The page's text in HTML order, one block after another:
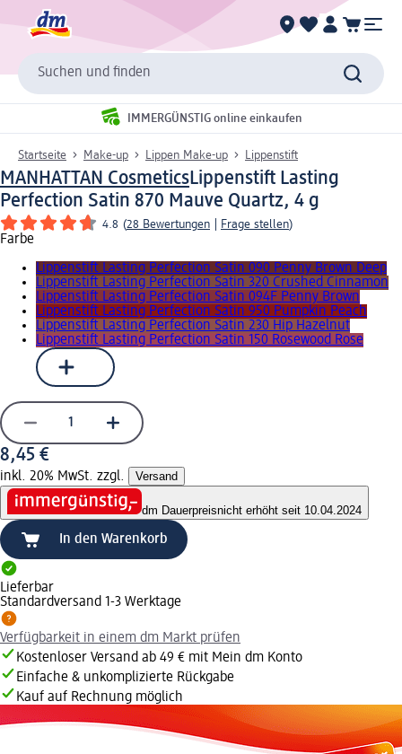
Suchen und finden
IMMERGÜNSTIG online einkaufen
Startseite Make-up Lippen Make-up Lippenstift
MANHATTAN CosmeticsLippenstift Lasting
Perfection Satin 870 Mauve Quartz, 4 g
4.8 (28 Bewertungen Frage stellen)
Farbe
Lippenstift Lasting Perfection Satin 090 Penny Brown Deep
Lippenstift Lasting Perfection Satin 320 Crushed Cinnamon
Lippenstift Lasting Perfection Satin 094F Penny Brown
Lippenstift Lasting Perfection Satin 950 Pumpkin Peach
Lippenstift Lasting Perfection Satin 230 Hip Hazelnut
Lippenstift Lasting Perfection Satin 150 Rosewood Rose
8,45 €
inkl. 20% MwSt. zzgl. Versand
dm Dauerpreisnicht erhöht seit 10.04.2024
In den Warenkorb
Lieferbar
Standardversand 1-3 Werktage
Verfügbarkeit in einem dm Markt prüfen
Kostenloser Versand ab 49 € mit Mein dm Konto
Einfache & unkomplizierte Rückgabe
Kauf auf Rechnung möglich